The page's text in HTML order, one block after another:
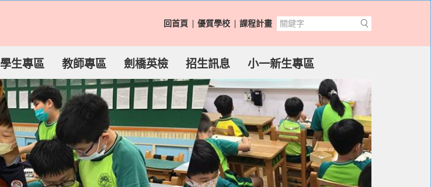
回首頁 優質學校 課程計畫
學生專區 教師專區 劍橋英檢 招生訊息 小一新生專區